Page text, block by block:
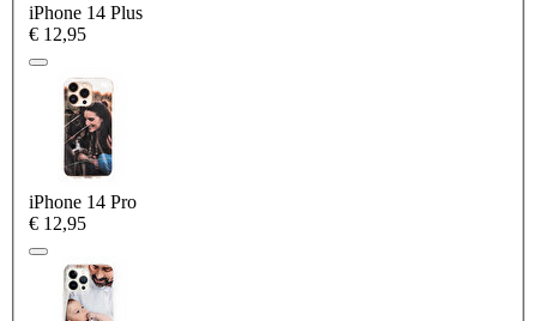
iPhone 14 Plus
€ 12,95
iPhone 14 Pro
€ 12,95